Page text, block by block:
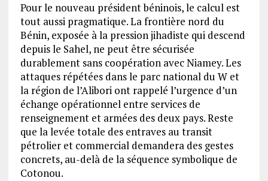
Pour le nouveau président béninois, le calcul est
tout aussi pragmatique. La frontière nord du
Bénin, exposée à la pression jihadiste qui descend
depuis le Sahel, ne peut être sécurisée
durablement sans coopération avec Niamey. Les
attaques répétées dans le parc national du W et
la région de l’Alibori ont rappelé l’urgence d’un
échange opérationnel entre services de
renseignement et armées des deux pays. Reste
que la levée totale des entraves au transit
pétrolier et commercial demandera des gestes
concrets, au-delà de la séquence symbolique de
Cotonou.